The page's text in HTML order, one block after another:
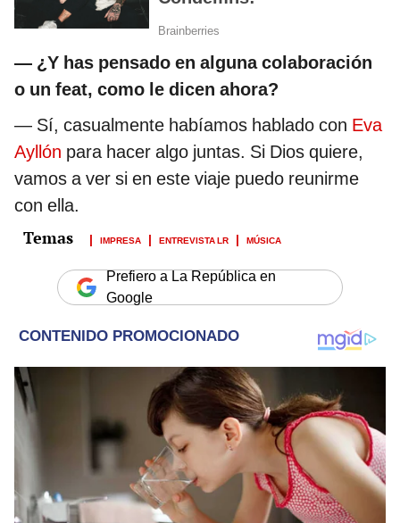
— ¿Y has pensado en alguna colaboración
o un feat, como le dicen ahora?
— Sí, casualmente habíamos hablado con Eva
Ayllón para hacer algo juntas. Si Dios quiere,
vamos a ver si en este viaje puedo reunirme
con ella.
IMPRESA ENTREVISTA LR MÚSICA
Prefiero a La República en
Google